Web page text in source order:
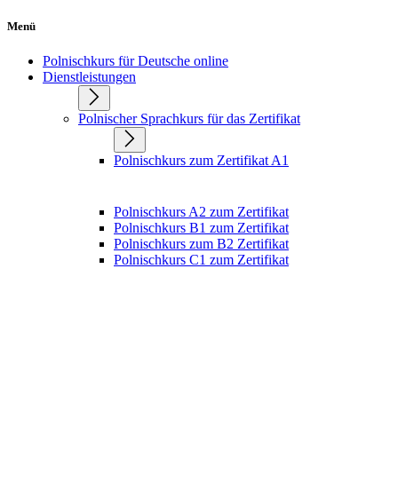
Menü
Polnischkurs für Deutsche online
Dienstleistungen
Polnischer Sprachkurs für das Zertifikat
Polnischkurs zum Zertifikat A1
Polnischkurs A2 zum Zertifikat
Polnischkurs B1 zum Zertifikat
Polnischkurs zum B2 Zertifikat
Polnischkurs C1 zum Zertifikat